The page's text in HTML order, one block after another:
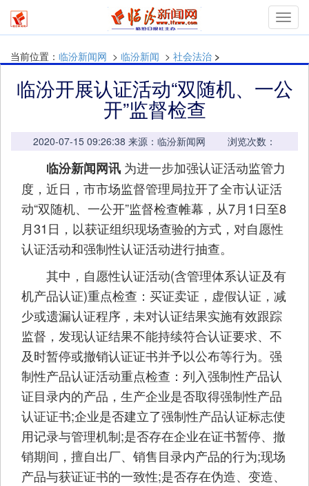
当前位置： 临汾新闻网 > 临汾新闻 > 社会法治 >
临汾开展认证活动“双随机、一公
开”监督检查
2020-07-15 09:26:38 来源：临汾新闻网 浏览次数：
临汾新闻网讯 为进一步加强认证活动监管力
度，近日，市市场监督管理局拉开了全市认证活
动“双随机、一公开”监督检查帷幕，从7月1日至8
月31日，以获证组织现场查验的方式，对自愿性
认证活动和强制性认证活动进行抽查。
其中，自愿性认证活动(含管理体系认证及有
机产品认证)重点检查：买证卖证，虚假认证，减
少或遗漏认证程序，未对认证结果实施有效跟踪
监督，发现认证结果不能持续符合认证要求、不
及时暂停或撤销认证证书并予以公布等行为。强
制性产品认证活动重点检查：列入强制性产品认
证目录内的产品，生产企业是否取得强制性产品
认证证书;企业是否建立了强制性产品认证标志使
用记录与管理机制;是否存在企业在证书暂停、撤
销期间，擅自出厂、销售目录内产品的行为;现场
产品与获证证书的一致性;是否存在伪造、变造、